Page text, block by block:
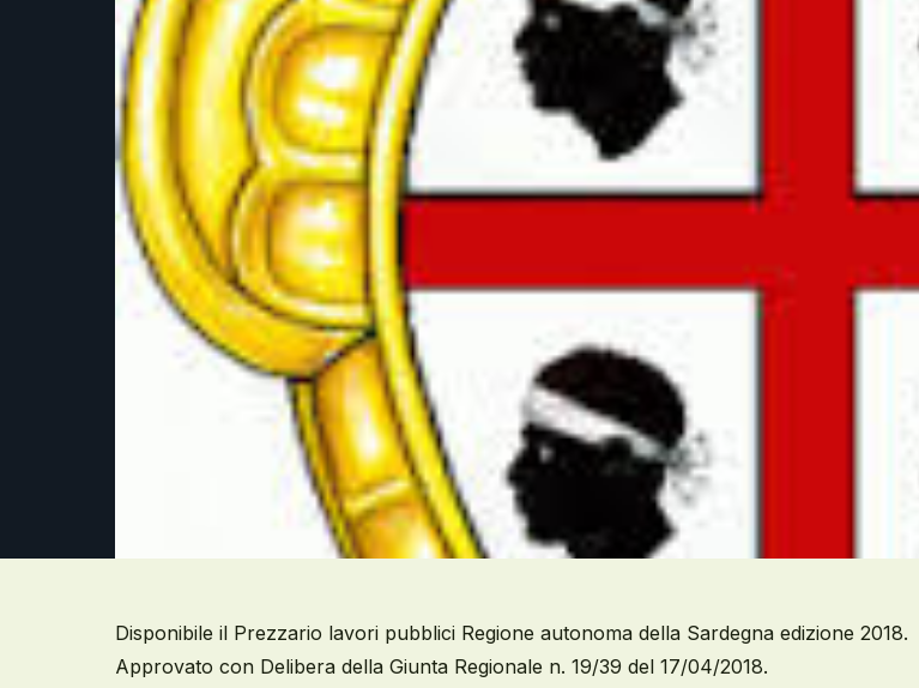
Disponibile il Prezzario lavori pubblici Regione autonoma della Sardegna edizione 2018.
Approvato con Delibera della Giunta Regionale n. 19/39 del 17/04/2018.